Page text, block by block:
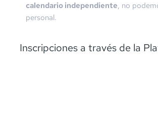
calendario independiente, no
personal.
Inscripciones a través de la